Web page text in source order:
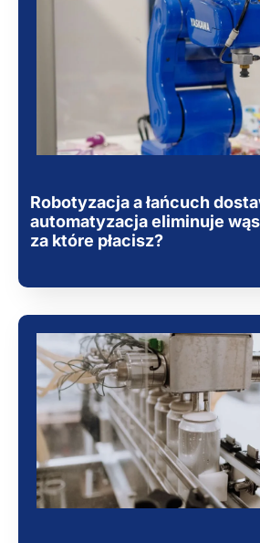
Robotyzacja a łańcuch
automatyzacja eliminuje
za które płacisz?